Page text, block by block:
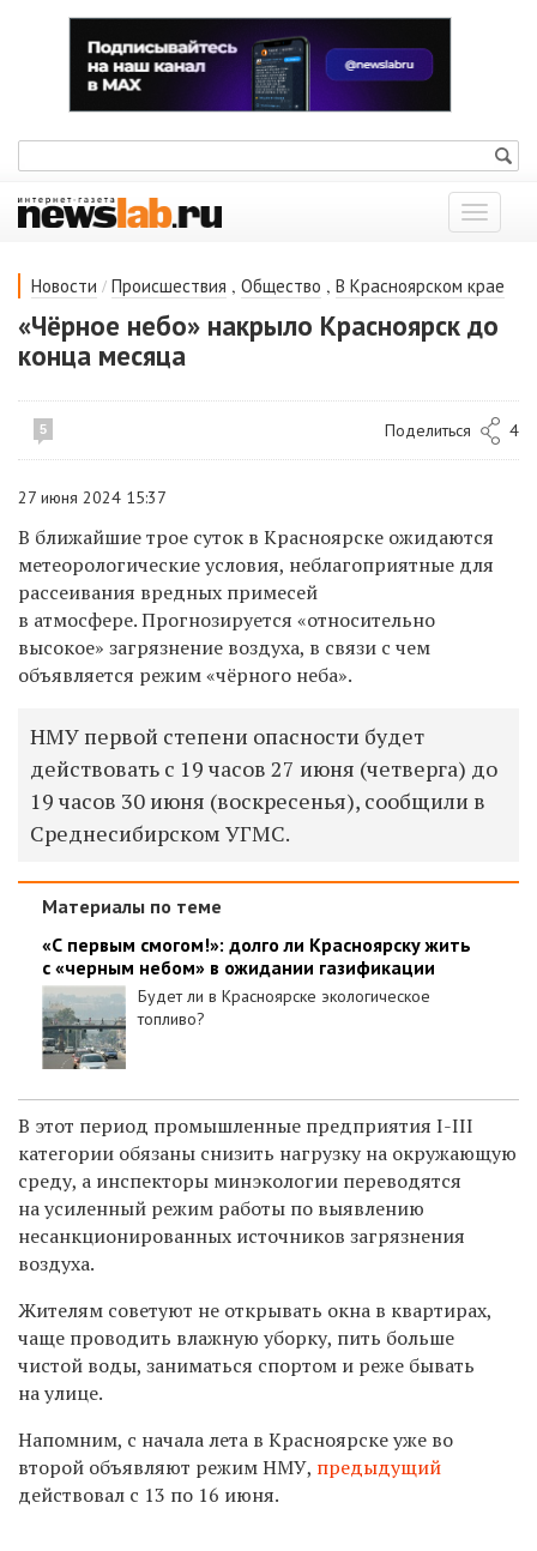
Показать
меню
Новости / Происшествия , Общество , В Красноярском крае
«Чёрное небо» накрыло Красноярск до
конца месяца
5 Поделиться 4
27 июня 2024 15:37
В ближайшие трое суток в Красноярске ожидаются
метеорологические условия, неблагоприятные для
рассеивания вредных примесей
в атмосфере. Прогнозируется «относительно
высокое» загрязнение воздуха, в связи с чем
объявляется режим «чёрного неба».
НМУ первой степени опасности будет
действовать с 19 часов 27 июня (четверга) до
19 часов 30 июня (воскресенья), сообщили в
Среднесибирском УГМС.
Материалы по теме
«С первым смогом!»: долго ли Красноярску жить
с «черным небом» в ожидании газификации
Будет ли в Красноярске экологическое
топливо?
В этот период промышленные предприятия I-III
категории обязаны снизить нагрузку на окружающую
среду, а инспекторы минэкологии переводятся
на усиленный режим работы по выявлению
несанкционированных источников загрязнения
воздуха.
Жителям советуют не открывать окна в квартирах,
чаще проводить влажную уборку, пить больше
чистой воды, заниматься спортом и реже бывать
на улице.
Напомним, с начала лета в Красноярске уже во
второй объявляют режим НМУ, предыдущий
действовал с 13 по 16 июня.